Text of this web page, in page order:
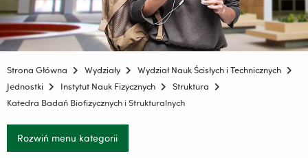
Strona Główna Wydziały
Wydział Nauk Ścisłych i Technicznych
Jednostki
Instytut Nauk Fizycznych
Struktura
Katedra Badań Biofizycznych i Strukturalnych
Rozwiń menu kategorii